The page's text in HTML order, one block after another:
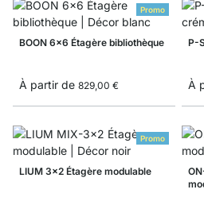
Promo
BOON 6x6 Étagère bibliothèque
À partir de 829,00 €
P-
À
Promo
LIUM 3x2 Étagère modulable